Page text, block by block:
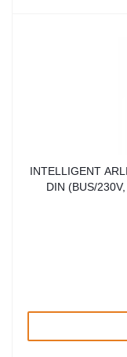
INTELLIGENT
DIN (BUS/